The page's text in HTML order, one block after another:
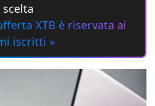
scelta
XTB è riservata ai
iscritti »